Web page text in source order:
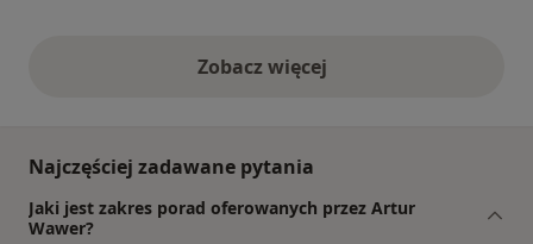
Zobacz więcejopinie powyżej
Najczęściej zadawane pytania
Jaki jest zakres porad oferowanych przez Artur
Wawer?